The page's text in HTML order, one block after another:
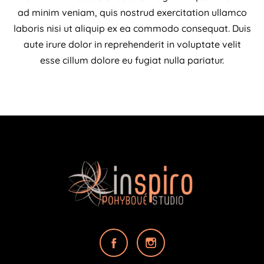
ad minim veniam, quis nostrud exercitation ullamco
laboris nisi ut aliquip ex ea commodo consequat. Duis
aute irure dolor in reprehenderit in voluptate velit
esse cillum dolore eu fugiat nulla pariatur.